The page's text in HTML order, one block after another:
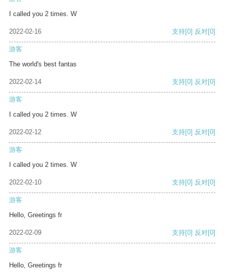
I called you 2 times. W
2022-02-16 支持[0] 反对[0]
游客
The world's best fantas
2022-02-14 支持[0] 反对[0]
游客
I called you 2 times. W
2022-02-12 支持[0] 反对[0]
游客
I called you 2 times. W
2022-02-10 支持[0] 反对[0]
游客
Hello, Greetings fr
2022-02-09 支持[0] 反对[0]
游客
Hello, Greetings fr